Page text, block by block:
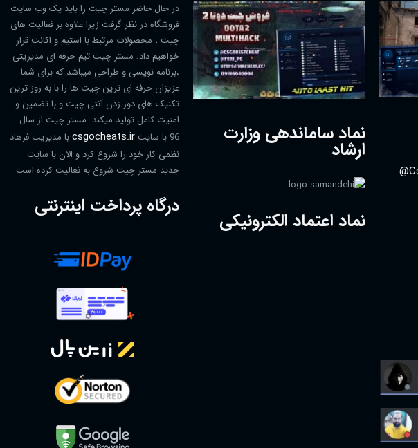
نماد ساماندهی وزارت
ارشاد
نماد اعتماد الکترونیکی
در حال حاضر مستر چیت را باید یک وب سایت
فروشگاه در نظر گرفت زیرا علاوه بر فعالیت های
چیت ، محصولات مرتبط با استیم و اکانت قرار
خواهیم داد. مستر چیت تیم حرفه ای مدیریتی
،برنامه نویسی و طراحی میباشد که برای شما
عزیزان حرفه ای ترین چیت ها را با به روز ترین
تکنیک های دور زدن آنتی چیت و با تضمین و
امنیت کامل تولید میکند. مستر چیت از سال
96 با سایت
csgocheats.irبا مدیریت فرهاد
نظمی کار خود را شروع کرد و الان با سایت
جدید مستر چیت شروع به فعالیت کرده است
درگاه پرداخت اینترنتی